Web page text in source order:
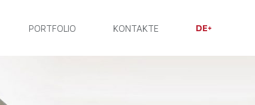
PORTFOLIO KONTAKTE DE